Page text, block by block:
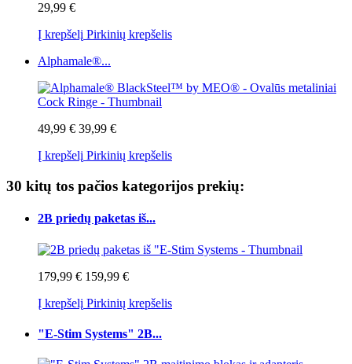
29,99 €
Į krepšelį Pirkinių krepšelis
Alphamale®...
49,99 € 39,99 €
Į krepšelį Pirkinių krepšelis
30 kitų tos pačios kategorijos prekių:
2B priedų paketas iš...
179,99 € 159,99 €
Į krepšelį Pirkinių krepšelis
"E-Stim Systems" 2B...